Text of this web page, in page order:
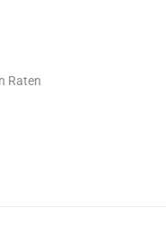
Raten